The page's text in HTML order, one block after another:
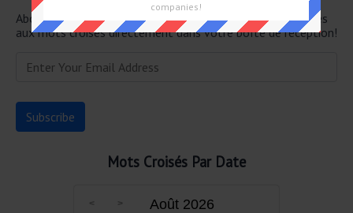
Abonnez-vous ci-dessous et recevez les dernières réponses
aux mots croisés directement dans votre boîte de réception!
Mots Croisés Par Date
Août 2026
companies!